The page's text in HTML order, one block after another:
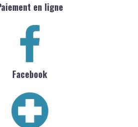
en ligne
Facebook